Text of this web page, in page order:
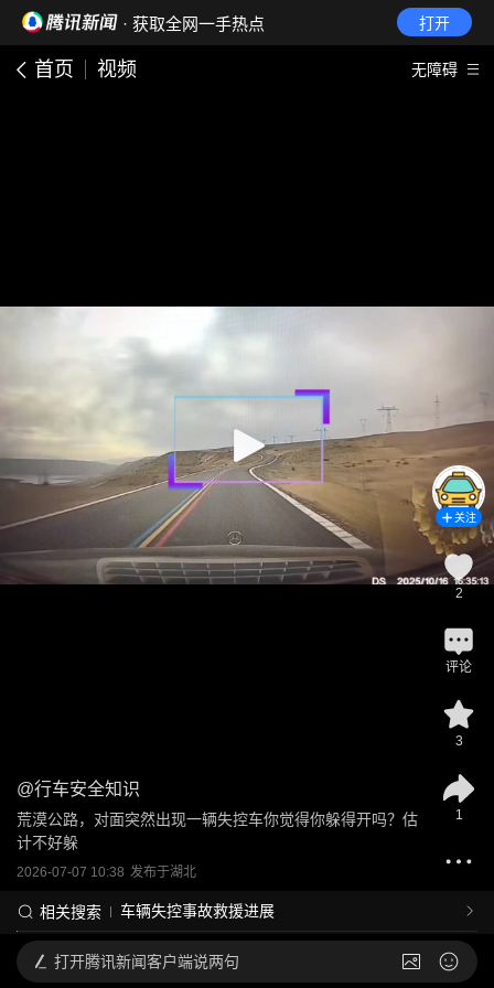
· 获取全网一手热点 打开
首页 视频 无障碍
@行车安全知识
荒漠公路，对面突然出现一辆失控车你觉得你躲得开吗？估
计不好躲
2026-07-07 10:38 发布于湖北
相关搜索 车辆失控事故救援进展
关注
2
评论
3
1
打开腾讯新闻客户端说两句